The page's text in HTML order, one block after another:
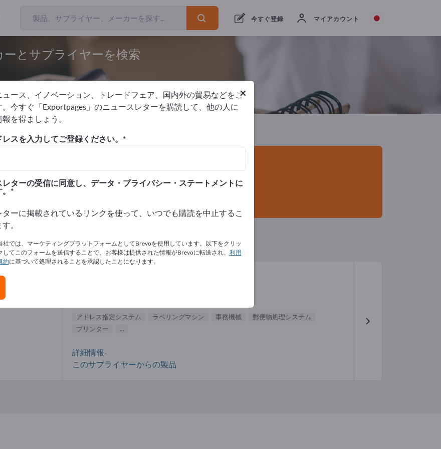
今すぐ登録 マイアカウント
とサプライヤーを検索
輸出業者 1 メーカー
指定システム
！
>> ここから始める
しましょう。
ましょう>> こちらから掲載
ス指定システム サプライヤー (1)
アドレス指定システム ラベリングマシン 事務機械
郵便物処理システム
プリンター
...
詳細情報-
このサプライヤーからの製品
×
ュース、イノベーション、トレードフェア、国内外の貿易などをご
今すぐ「Exportpages」のニュースレターを購読して、他の人に
を得ましょう。
レスを入力してご登録ください。
レターの受信に同意し、データ・プライバシー・ステートメントに
ターに掲載されているリンクを使って、いつでも購読を中止するこ
。
社では、マーケティングプラットフォームとしてBrevoを使用しています。以下をクリッ
してこのフォームを送信することで、お客様は提供された情報がBrevoに転送され、 利用
約に基づいて処理されることを承認したことになります。